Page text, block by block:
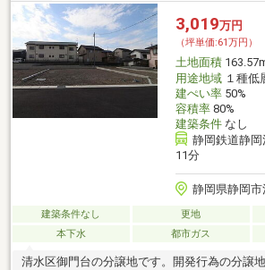
3,019万円
（坪単価:61万円）
土地面積
用途地域１種低
建ぺい率50%
容積率80%
建築条件なし
静岡鉄道静
11分
静岡県静岡
建築条件なし 更地
本下水
都市ガス
清水区御門台の分譲地です。開発行為の分譲